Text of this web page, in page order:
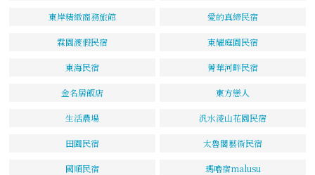
東岸精緻商務旅館 愛的真締民宿
霖園渡假民宿 東耀庭園民宿
東海民宿 菁華河畔民宿
金名居飯店 東方戀人
生活農場 汎水淩山花園民宿
田園民宿 太魯閣藝術民宿
國順民宿 瑪嚕宿malusu